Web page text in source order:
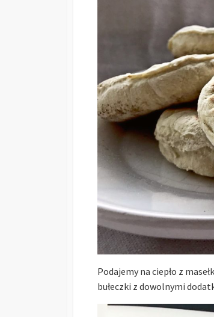
Podajemy na ciepło z
bułeczki z dowolnymi